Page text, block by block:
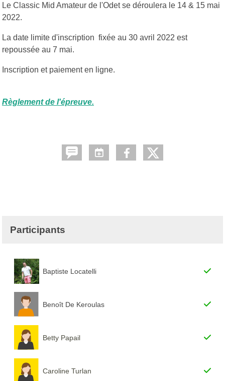
Le Classic Mid Amateur de l'Odet se déroulera le 14 & 15 mai
2022.
La date limite d'inscription fixée au 30 avril 2022 est
repoussée au 7 mai.
Inscription et paiement en ligne.
Règlement de l'épreuve.
Participants
Baptiste Locatelli
Benoît De Keroulas
Betty Papail
Caroline Turlan